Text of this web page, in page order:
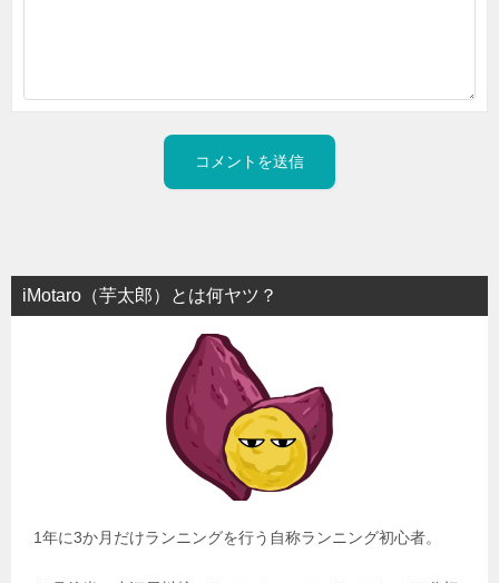
iMotaro（芋太郎）とは何ヤツ？
1年に3か月だけランニングを行う自称ランニング初心者。